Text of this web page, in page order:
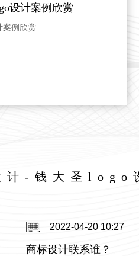
设计案例欣赏
案例欣赏
-钱大圣logo
2022-04-20 10:27
商标设计联系谁？